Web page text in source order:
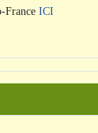
France ICI